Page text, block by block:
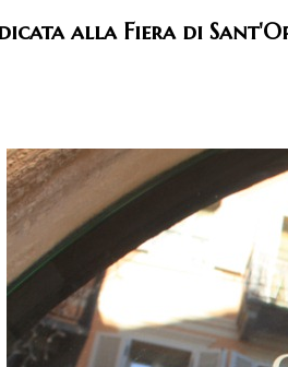
alla Fiera di